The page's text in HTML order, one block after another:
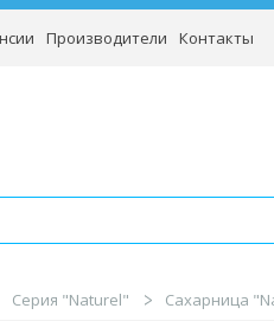
Производители Контакты
Серия "Naturel" Сахарница